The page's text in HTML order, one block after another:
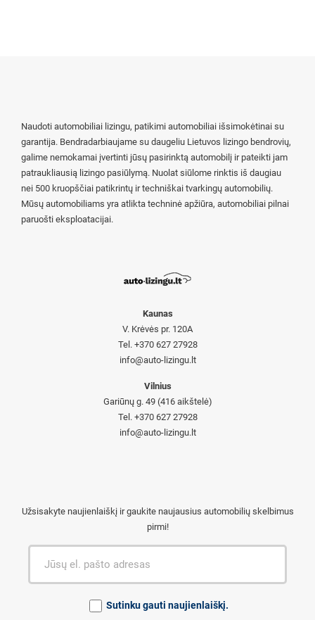
Naudoti automobiliai lizingu, patikimi automobiliai išsimokėtinai su
garantija. Bendradarbiaujame su daugeliu Lietuvos lizingo bendrovių,
galime nemokamai įvertinti jūsų pasirinktą automobilį ir pateikti jam
patraukliausią lizingo pasiūlymą. Nuolat siūlome rinktis iš daugiau
nei 500 kruopščiai patikrintų ir techniškai tvarkingų automobilių.
Mūsų automobiliams yra atlikta techninė apžiūra, automobiliai pilnai
paruošti eksploatacijai.
Kaunas
V. Krėvės pr. 120A
Tel. +370 627 27928
info@auto-lizingu.lt
Vilnius
Gariūnų g. 49 (416 aikštelė)
Tel. +370 627 27928
info@auto-lizingu.lt
Užsisakyte naujienlaiškį ir gaukite naujausius automobilių skelbimus
pirmi!
Sutinku gauti naujienlaiškį.